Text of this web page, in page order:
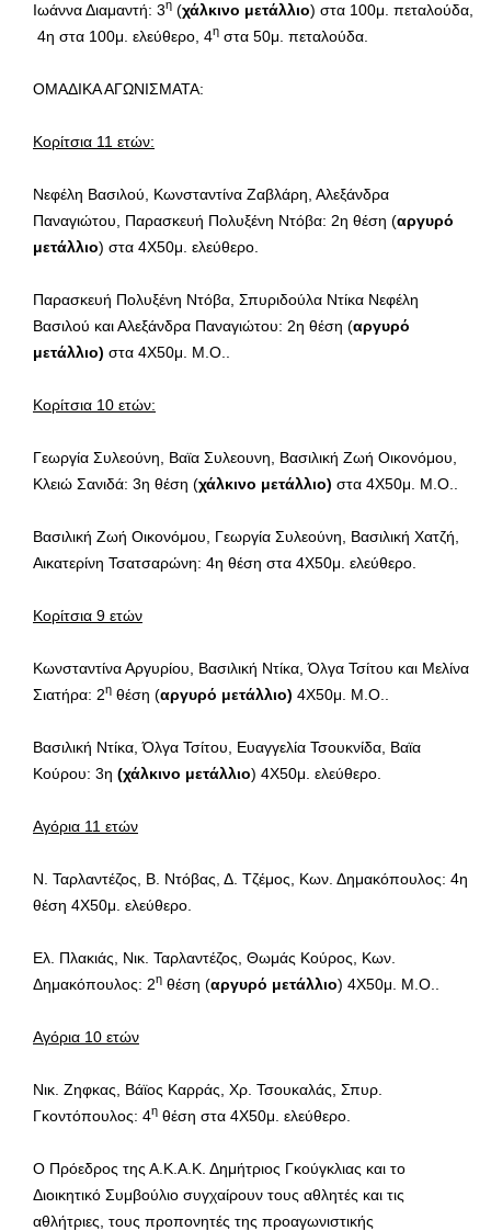
Ιωάννα Διαμαντή: 3η (χάλκινο μετάλλιο) στα 100μ. πεταλούδα,
4η στα 100μ. ελεύθερο, 4η στα 50μ. πεταλούδα.
ΟΜΑΔΙΚΑ ΑΓΩΝΙΣΜΑΤΑ:
Κορίτσια 11 ετών:
Νεφέλη Βασιλού, Κωνσταντίνα Ζαβλάρη, Αλεξάνδρα
Παναγιώτου, Παρασκευή Πολυξένη Ντόβα: 2η θέση (αργυρό
μετάλλιο) στα 4Χ50μ. ελεύθερο.
Παρασκευή Πολυξένη Ντόβα, Σπυριδούλα Ντίκα Νεφέλη
Βασιλού και Αλεξάνδρα Παναγιώτου: 2η θέση (αργυρό
μετάλλιο) στα 4Χ50μ. Μ.Ο..
Κορίτσια 10 ετών:
Γεωργία Συλεούνη, Βαϊα Συλεουνη, Βασιλική Ζωή Οικονόμου,
Κλειώ Σανιδά: 3η θέση (χάλκινο μετάλλιο) στα 4Χ50μ. Μ.Ο..
Βασιλική Ζωή Οικονόμου, Γεωργία Συλεούνη, Βασιλική Χατζή,
Αικατερίνη Τσατσαρώνη: 4η θέση στα 4Χ50μ. ελεύθερο.
Κορίτσια 9 ετών
Κωνσταντίνα Αργυρίου, Βασιλική Ντίκα, Όλγα Τσίτου και Μελίνα
Σιατήρα: 2η θέση (αργυρό μετάλλιο) 4Χ50μ. Μ.Ο..
Βασιλική Ντίκα, Όλγα Τσίτου, Ευαγγελία Τσουκνίδα, Βαϊα
Κούρου: 3η (χάλκινο μετάλλιο) 4Χ50μ. ελεύθερο.
Αγόρια 11 ετών
Ν. Ταρλαντέζος, Β. Ντόβας, Δ. Τζέμος, Κων. Δημακόπουλος: 4η
θέση 4Χ50μ. ελεύθερο.
Ελ. Πλακιάς, Νικ. Ταρλαντέζος, Θωμάς Κούρος, Κων.
Δημακόπουλος: 2η θέση (αργυρό μετάλλιο) 4Χ50μ. Μ.Ο..
Αγόρια 10 ετών
Νικ. Ζηφκας, Βάϊος Καρράς, Χρ. Τσουκαλάς, Σπυρ.
Γκοντόπουλος: 4η θέση στα 4Χ50μ. ελεύθερο.
Ο Πρόεδρος της Α.Κ.Α.Κ. Δημήτριος Γκούγκλιας και το
Διοικητικό Συμβούλιο συγχαίρουν τους αθλητές και τις
αθλήτριες, τους προπονητές της προαγωνιστικής